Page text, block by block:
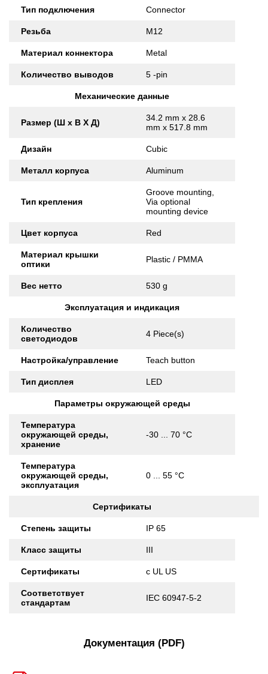
Тип подключения Connector
Резьба M12
Материал коннектора Metal
Количество выводов 5 -pin
Механические данные
Размер (Ш x В X Д)
34.2 mm x 28.6
mm x 517.8 mm
Дизайн Cubic
Металл корпуса Aluminum
Тип крепления
Groove mounting,
Via optional
mounting device
Цвет корпуса Red
Материал крышки
оптики
Plastic / PMMA
Вес нетто 530 g
Эксплуатация и индикация
Количество
светодиодов
4 Piece(s)
Настройка/управление Teach button
Тип дисплея LED
Параметры окружающей среды
Температура
окружающей среды,
хранение
-30 ... 70 °C
Температура
окружающей среды,
эксплуатация
0 ... 55 °C
Сертификаты
Степень защиты IP 65
Класс защиты III
Сертификаты c UL US
Соответствует
стандартам
IEC 60947-5-2
Документация (PDF)